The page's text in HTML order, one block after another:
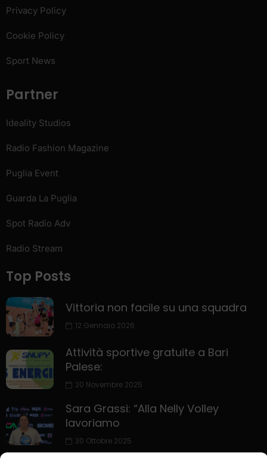
Privacy Policy
Cookie Policy
Sport News
Partner
Ideality Studios
Radio Fashion Magazine
Puglia Event
Guarda La Puglia
Spot Radio Adv
Radio Stream
Top Posts
Vittoria non facile su una squadra
12 Gennaio 2026
Attività sportive gratuite a Bari
Palese:
20 Novembre 2025
Sara Grassi: “Alla Nelly Volley
lavoriamo
30 Ottobre 2025